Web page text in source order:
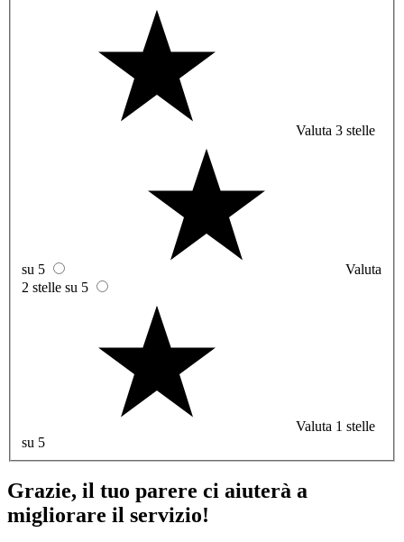
Valuta 3 stelle
su 5
Valuta
2 stelle su 5
Valuta 1 stelle
su 5
Grazie, il tuo parere ci aiuterà a
migliorare il servizio!